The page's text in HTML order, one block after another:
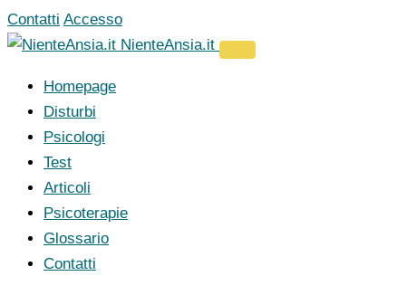
Vai
al
Contatti Accesso
NienteAnsia.it
Homepage
Disturbi
Psicologi
Test
Articoli
Psicoterapie
Glossario
Contatti